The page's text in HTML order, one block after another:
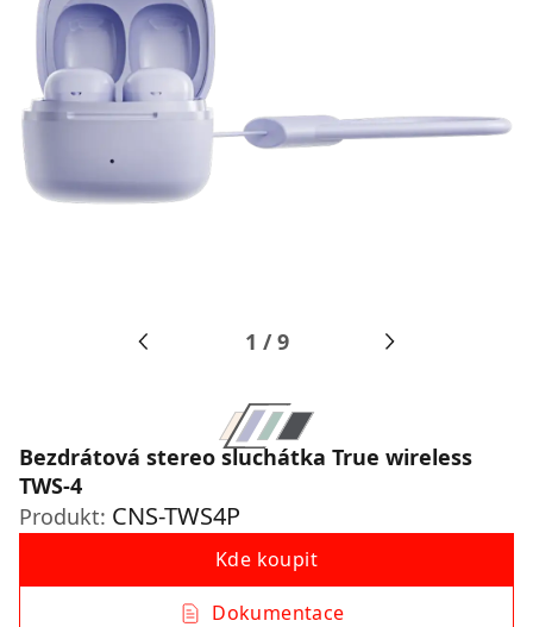
1 /9
Bezdrátová stereo sluchátka True wireless
TWS-4
Produkt: CNS-TWS4P
Kde koupit
Dokumentace